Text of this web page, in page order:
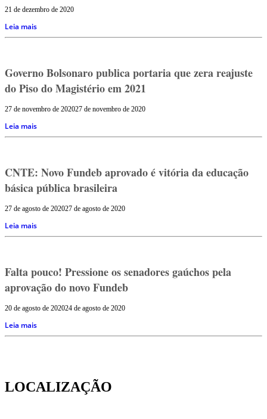
21 de dezembro de 2020
Leia mais
Governo Bolsonaro publica portaria que zera reajuste
do Piso do Magistério em 2021
27 de novembro de 202027 de novembro de 2020
Leia mais
CNTE: Novo Fundeb aprovado é vitória da educação
básica pública brasileira
27 de agosto de 202027 de agosto de 2020
Leia mais
Falta pouco! Pressione os senadores gaúchos pela
aprovação do novo Fundeb
20 de agosto de 202024 de agosto de 2020
Leia mais
LOCALIZAÇÃO